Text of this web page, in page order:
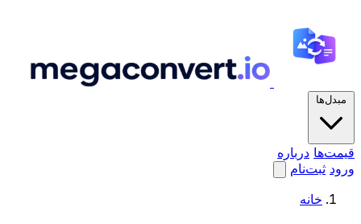
مبدل‌ها
قیمت‌ها درباره
ورود ثبت‌نام
خانه